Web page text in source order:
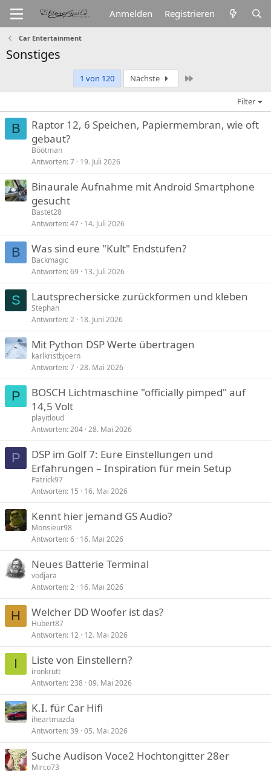
Anmelden Registrieren
Car Entertainment
Sonstiges
1 von 120 Nächste
Filter
B
Raptor 12, 6 Speichen, Papiermembran, wie oft
gebaut?
Böötman
Antworten 7 19. Juli 2026
Binaurale Aufnahme mit Android Smartphone
gesucht
Bastet28
Antworten 47 14. Juli 2026
B Was sind eure "Kult" Endstufen?
Backmagic
Antworten 69 13. Juli 2026
S Lautsprechersicke zurückformen und kleben
Stephan
Antworten 2 18. Juni 2026
Mit Python DSP Werte übertragen
karlkristbjoern
Antworten 7 28. Mai 2026
P
BOSCH Lichtmaschine "officially pimped" auf
14,5 Volt
playitloud
Antworten 204 28. Mai 2026
P
DSP im Golf 7: Eure Einstellungen und
Erfahrungen – Inspiration für mein Setup
Patrick97
Antworten 15 16. Mai 2026
Kennt hier jemand GS Audio?
Monsieur98
Antworten 6 16. Mai 2026
Neues Batterie Terminal
vodjara
Antworten 2 16. Mai 2026
H Welcher DD Woofer ist das?
Hubert87
Antworten 12 12. Mai 2026
I Liste von Einstellern?
ironkrutt
Antworten 238 09. Mai 2026
K.I. für Car Hifi
iheartmazda
Antworten 39 05. Mai 2026
Suche Audison Voce2 Hochtongitter 28er
Mirco73